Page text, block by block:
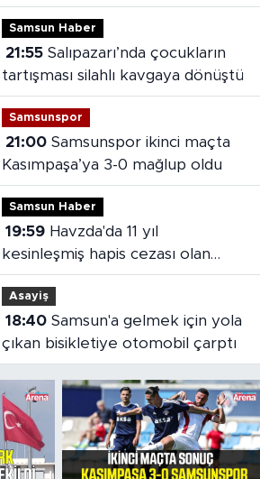
Samsun Haber
21:55Salıpazarı’nda çocukların
tartışması silahlı kavgaya dönüştü
Samsunspor
21:00Samsunspor ikinci maçta
Kasımpaşa’ya 3-0 mağlup oldu
Samsun Haber
19:59Havzda'da 11 yıl
kesinleşmiş hapis cezası olan
şahıs yakalandı
Asayiş
18:40Samsun'a gelmek için yola
çıkan bisikletiye otomobil çarptı